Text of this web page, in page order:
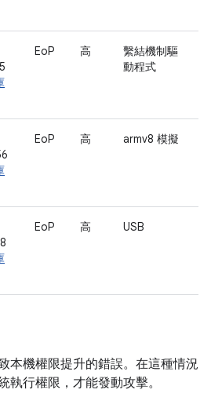
EoP 高
繫結機制驅
動程式
EoP 高 armv8 模擬
EoP 高 USB
本機權限提升的錯誤。在這種情況
執行權限，才能發動攻擊。